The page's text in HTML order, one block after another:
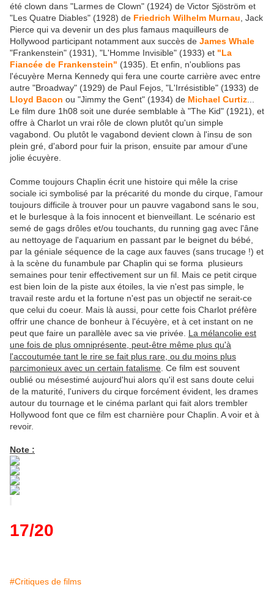
été clown dans "Larmes de Clown" (1924) de Victor Sjöström et
"Les Quatre Diables" (1928) de Friedrich Wilhelm Murnau , Jack
Pierce qui va devenir un des plus famaus maquilleurs de
Hollywood participant notamment aux succès de James Whale
"Frankenstein" (1931), "L'Homme Invisible" (1933) et "La
Fiancée de Frankenstein" (1935). Et enfin, n'oublions pas
l'écuyère Merna Kennedy qui fera une courte carrière avec entre
autre "Broadway" (1929) de Paul Fejos, "L'Irrésistible" (1933) de
Lloyd Bacon ou "Jimmy the Gent" (1934) de Michael Curtiz
Le film dure 1h08 soit une durée semblable à "The Kid" (1921), et
offre à Charlot un vrai rôle de clown plutôt qu'un simple
vagabond. Ou plutôt le vagabond devient clown à l'insu de son
plein gré, d'abord pour fuir la prison, ensuite par amour d'une
jolie écuyère.
Comme toujours Chaplin écrit une histoire qui mêle la crise
sociale ici symbolisé par la précarité du monde du cirque, l'amour
toujours difficile à trouver pour un pauvre vagabond sans le sou,
et le burlesque à la fois innocent et bienveillant. Le scénario est
semé de gags drôles et/ou touchants, du running gag avec l'âne
au nettoyage de l'aquarium en passant par le beignet du bébé,
par la géniale séquence de la cage aux fauves (sans trucage !) et
à la scène du funambule par Chaplin qui se forma plusieurs
semaines pour tenir effectivement sur un fil. Mais ce petit cirque
est bien loin de la piste aux étoiles, la vie n'est pas simple, le
travail reste ardu et la fortune n'est pas un objectif ne serait-ce
que celui du coeur. Mais là aussi, pour cette fois Charlot préfère
offrir une chance de bonheur à l'écuyère, et à cet instant on ne
peut que faire un parallèle avec sa vie privée. La mélancolie est
une fois de plus omniprésente, peut-être même plus qu'à
l'accoutumée tant le rire se fait plus rare, ou du moins plus
parcimonieux avec un certain fatalisme . Ce film est souvent
oublié ou mésestimé aujourd'hui alors qu'il est sans doute celui
de la maturité, l'univers du cirque forcément évident, les drames
autour du tournage et le cinéma parlant qui fait alors trembler
Hollywood font que ce film est charnière pour Chaplin. A voir et à
revoir.
Note :
17/20
#Critiques de films